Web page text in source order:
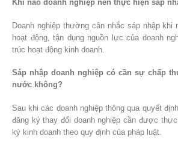
Khi nào doanh nghiệp nên thực hiện sáp
Doanh nghiệp thường cân nhắc sáp nhập khi
hoạt động, tận dụng nguồn lực của doanh
trúc hoạt động kinh doanh.
Sáp nhập doanh nghiệp có cần sự chấp
nước không?
Sau khi các doanh nghiệp thông qua quyết
đăng ký thay đổi doanh nghiệp cần được
ký kinh doanh theo quy định của pháp luật.